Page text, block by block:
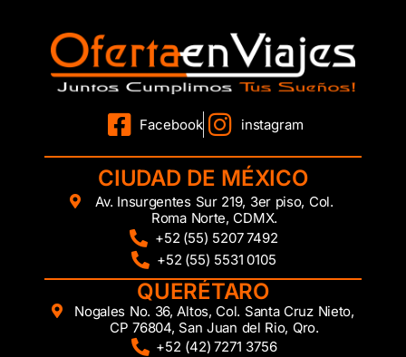
Facebook instagram
CIUDAD DE MÉXICO
Av. Insurgentes Sur 219, 3er piso, Col.
Roma Norte, CDMX.
+52 (55) 5207 7492
+52 (55) 5531 0105
QUERÉTARO
Nogales No. 36, Altos, Col. Santa Cruz Nieto,
CP 76804, San Juan del Rio, Qro.
+52 (42) 7271 3756